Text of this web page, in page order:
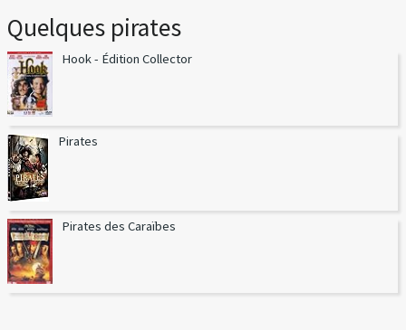
Quelques pirates
Hook - Édition Collector
Pirates
Pirates des Caraïbes